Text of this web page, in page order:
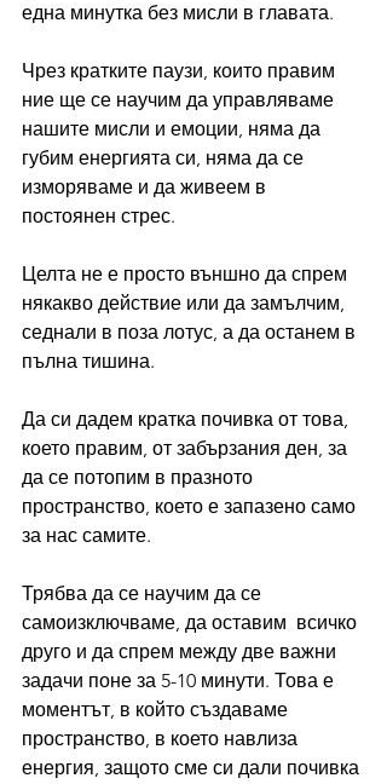
една минутка без мисли в главата.
Чрез кратките паузи, които правим
ние ще се научим да управляваме
нашите мисли и емоции, няма да
губим енергията си, няма да се
изморяваме и да живеем в
постоянен стрес.
Целта не е просто външно да спрем
някакво действие или да замълчим,
седнали в поза лотус, а да останем в
пълна тишина.
Да си дадем кратка почивка от това,
което правим, от забързания ден, за
да се потопим в празното
пространство, което е запазено само
за нас самите.
Трябва да се научим да се
самоизключваме, да оставим  всичко
друго и да спрем между две важни
задачи поне за 5-10 минути. Това е
моментът, в който създаваме
пространство, в което навлиза
енергия, защото сме си дали почивка